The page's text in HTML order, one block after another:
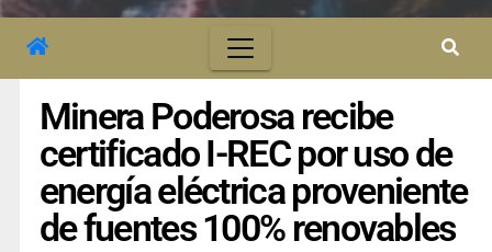
Minera Poderosa recibe
certificado I-REC por uso de
energía eléctrica proveniente
de fuentes 100% renovables